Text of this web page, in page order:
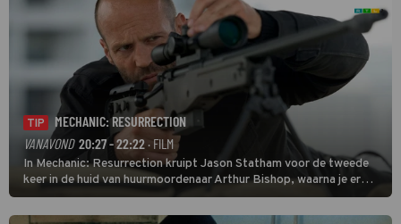
TIP
MECHANIC: RESURRECTION
VANAVOND 20:27 - 22:22· FILM
In Mechanic: Resurrection kruipt Jason Statham voor de tweede
keer in de huid van huurmoordenaar Arthur Bishop, waarna je er
donder op kunt zeggen dat er van Bishops geplande pensioen niet
veel terechtkomt.